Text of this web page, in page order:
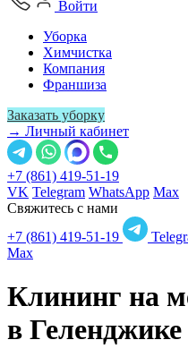
Войти
Уборка
Химчистка
Компания
Франшиза
Заказать уборку
→ Личный кабинет
+7 (861) 419-51-19
VK Telegram WhatsApp Max
Свяжитесь с нами
+7 (861) 419-51-19
Max
Клининг на
в Геленджике